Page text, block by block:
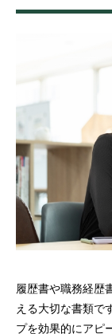
履歴書や職務経歴
える大切な書類で
プを効果的にアピ